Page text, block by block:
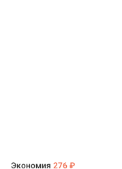
Экономия 276 ₽